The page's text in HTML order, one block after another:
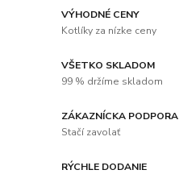
VÝHODNÉ CENY
Kotlíky za nízke ceny
VŠETKO SKLADOM
99 % držíme skladom
ZÁKAZNÍCKA PODPORA
Stačí zavolať
RÝCHLE DODANIE